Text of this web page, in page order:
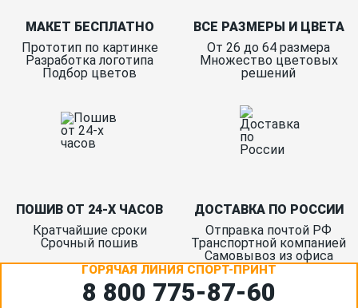
МАКЕТ БЕСПЛАТНО
Прототип по картинке
Разработка логотипа
Подбор цветов
ВСЕ РАЗМЕРЫ И ЦВЕТА
От 26 до 64 размера
Множество цветовых
решений
ПОШИВ ОТ 24-Х ЧАСОВ
Кратчайшие сроки
Срочный пошив
ДОСТАВКА ПО РОССИИ
Отправка почтой РФ
Транспортной компанией
Самовывоз из офиса
ГОРЯЧАЯ ЛИНИЯ СПОРТ-ПРИНТ
8 800 775‑87-60